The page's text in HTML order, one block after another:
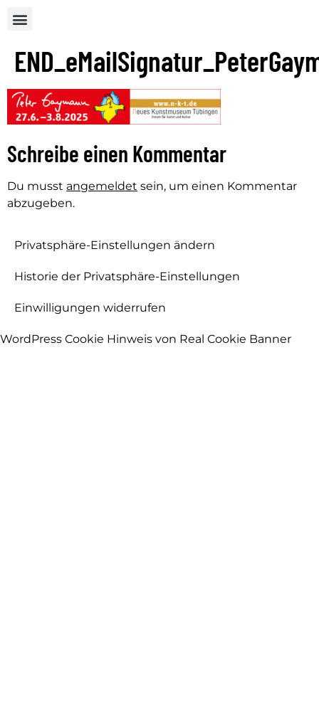
Schreibe einen Kommentar
Du musst angemeldet sein, um einen Kommentar
abzugeben.
Privatsphäre-Einstellungen ändern
Historie der Privatsphäre-Einstellungen
Einwilligungen widerrufen
WordPress Cookie Hinweis von Real Cookie Banner